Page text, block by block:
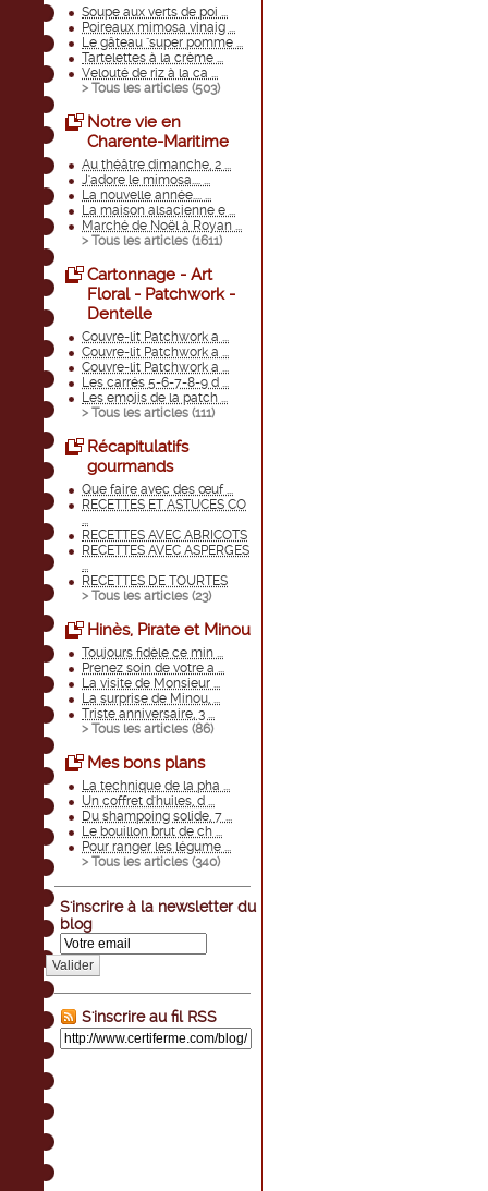
Soupe aux verts de poi ...
Poireaux mimosa vinaig ...
Le gâteau "super pomme ...
Tartelettes à la crème ...
Velouté de riz à la ca ...
> Tous les articles (503)
Notre vie en
Charente-Maritime
Au théâtre dimanche, 2 ...
J'adore le mimosa.... ...
La nouvelle année.... ...
La maison alsacienne e ...
Marché de Noël à Royan ...
> Tous les articles (1611)
Cartonnage - Art
Floral - Patchwork -
Dentelle
Couvre-lit Patchwork a ...
Couvre-lit Patchwork a ...
Couvre-lit Patchwork a ...
Les carrés 5-6-7-8-9 d ...
Les emojis de la patch ...
> Tous les articles (111)
Récapitulatifs
gourmands
Que faire avec des œuf ...
RECETTES ET ASTUCES CO
...
RECETTES AVEC ABRICOTS
RECETTES AVEC ASPERGES
...
RECETTES DE TOURTES
> Tous les articles (23)
Hinès, Pirate et Minou
Toujours fidèle ce min ...
Prenez soin de votre a ...
La visite de Monsieur ...
La surprise de Minou, ...
Triste anniversaire, 3 ...
> Tous les articles (86)
Mes bons plans
La technique de la pha ...
Un coffret d'huiles, d ...
Du shampoing solide, 7 ...
Le bouillon brut de ch ...
Pour ranger les légume ...
> Tous les articles (340)
S'inscrire à la newsletter du
blog
Valider
S'inscrire au fil RSS